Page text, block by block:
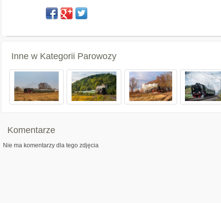
Inne w Kategorii Parowozy
Komentarze
Nie ma komentarzy dla tego zdjęcia